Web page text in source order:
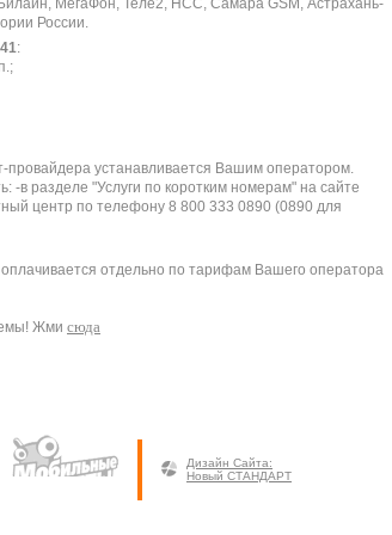
МегаФон, Теле2, НСС, Самара GSM, Астрахань-
России.
:
провайдера устанавливается Вашим оператором.
в разделе "Услуги по коротким номерам" на сайте
центр по телефону 8 800 333 0890 (0890 для
отдельно по тарифам Вашего оператора
Жми сюда
Дизайн Cайта:
Новый СТАНДАРТ